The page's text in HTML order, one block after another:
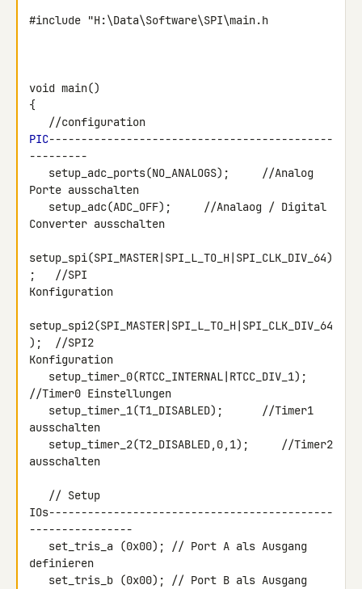
#include "H:\Data\Software\SPI\main.h
void main()
{
PIC--------------------------------------------
---------
Porte ausschalten
Converter ausschalten
setup_spi(SPI_MASTER|SPI_L_TO_H|SPI_CLK_DIV_64)
;   //SPI
Konfiguration
setup_spi2(SPI_MASTER|SPI_L_TO_H|SPI_CLK_DIV_64
);  //SPI2
Konfiguration
//Timer0 Einstellungen
ausschalten
ausschalten
IOs--------------------------------------------
----------------
definieren